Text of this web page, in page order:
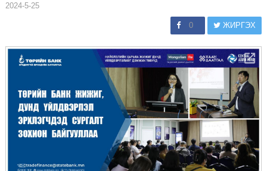
2024-5-25
0 ЖИРГЭХ